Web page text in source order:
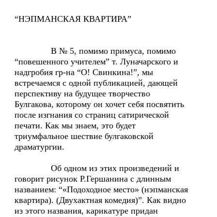
“НЭПМАНСКАЯ КВАРТИРА”
В № 5, помимо примуса, помимо
“повешенного учителем” т. Луначарского и
надгробия гр-на “О! Свинкина!”, мы
встречаемся с одной публикацией, дающей
перспективу на будущее творчество
Булгакова, которому он хочет себя посвятить
после изгнания со страниц сатирической
печати. Как мы знаем, это будет
триумфальное шествие булгаковской
драматургии.
Об одном из этих произведений и
говорит рисунок Р.Гершанина с длинным
названием: “«Подоходное место» (нэпманская
квартира). (Двухактная комедия)”. Как видно
из этого названия, карикатуре придан